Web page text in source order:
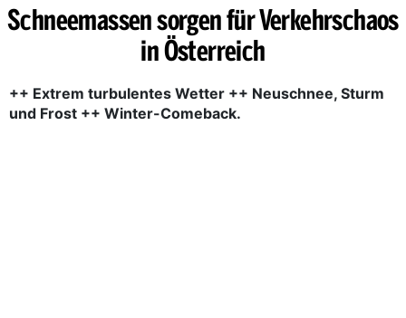
Schneemassen sorgen für Verkehrschaos
in Österreich
++ Extrem turbulentes Wetter ++ Neuschnee, Sturm
und Frost ++ Winter-Comeback.